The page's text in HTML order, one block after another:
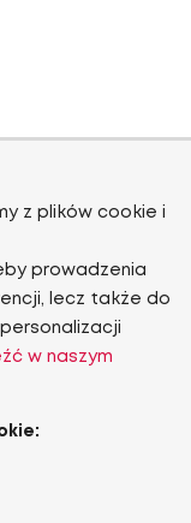
z plików cookie i
prowadzenia
lecz także do
w naszym